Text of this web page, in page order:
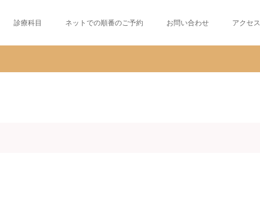
診療科目 ネットでの順番のご予約 お問い合わせ アクセス